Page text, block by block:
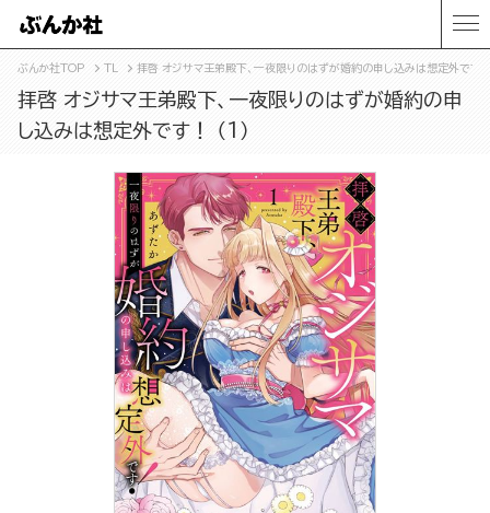
ぶんか社TOP TL 拝啓 オジサマ王弟殿下、一夜限りのはずが婚約の申し込みは想定外です！
拝啓 オジサマ王弟殿下、一夜限りのはずが婚約の申
し込みは想定外です！ （1）